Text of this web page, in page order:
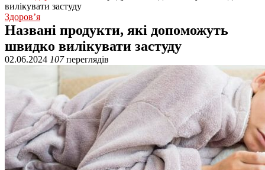
вилікувати застуду
Здоров’я
Названі продукти, які допоможуть
швидко вилікувати застуду
02.06.2024 107переглядів